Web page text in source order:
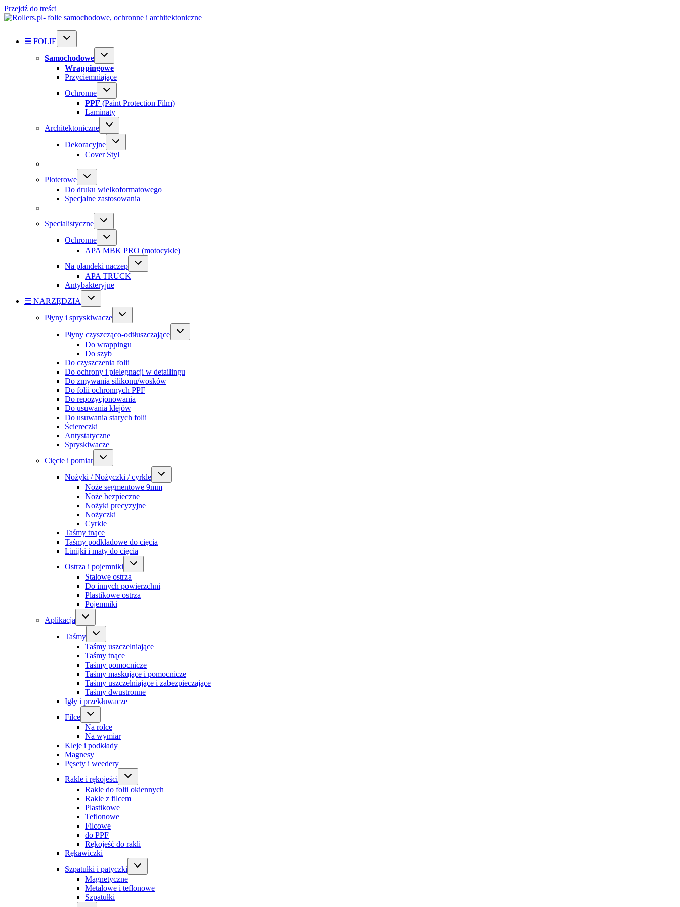
Przejdź do treści
☰ FOLIE
Samochodowe
Wrappingowe
Przyciemniające
Ochronne
PPF (Paint Protection Film)
Laminaty
Architektoniczne
Dekoracyjne
Cover Styl
Ploterowe
Do druku wielkoformatowego
Specjalne zastosowania
Specialistyczne
Ochronne
APA MBK PRO (motocykle)
Na plandeki naczep
APA TRUCK
Antybakteryjne
☰ NARZĘDZIA
Płyny i spryskiwacze
Płyny czyszcząco-odtłuszczające
Do wrappingu
Do szyb
Do czyszczenia folii
Do ochrony i pielęgnacji w detailingu
Do zmywania silikonu/wosków
Do folii ochronnych PPF
Do repozycjonowania
Do usuwania klejów
Do usuwania starych folii
Ściereczki
Antystatyczne
Spryskiwacze
Cięcie i pomiar
Nożyki / Nożyczki / cyrkle
Noże segmentowe 9mm
Noże bezpieczne
Nożyki precyzyjne
Nożyczki
Cyrkle
Taśmy tnące
Taśmy podkładowe do cięcia
Linijki i maty do cięcia
Ostrza i pojemniki
Stalowe ostrza
Do innych powierzchni
Plastikowe ostrza
Pojemniki
Aplikacja
Taśmy
Taśmy uszczelniające
Taśmy tnące
Taśmy pomocnicze
Taśmy maskujące i pomocnicze
Taśmy uszczelniające i zabezpieczające
Taśmy dwustronne
Igły i przekłuwacze
Filce
Na rolce
Na wymiar
Kleje i podkłady
Magnesy
Pęsety i weedery
Rakle i rękojeści
Rakle do folii okiennych
Rakle z filcem
Plastikowe
Teflonowe
Filcowe
do PPF
Rękojeść do rakli
Rękawiczki
Szpatułki i patyczki
Magnetyczne
Metalowe i teflonowe
Szpatułki